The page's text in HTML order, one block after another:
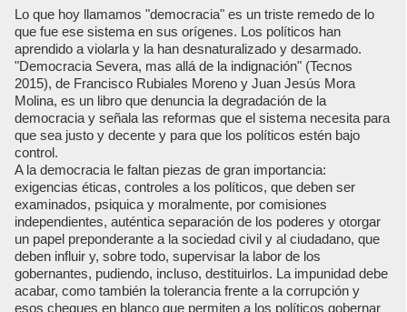
Lo que hoy llamamos "democracia" es un triste remedo de lo
que fue ese sistema en sus orígenes. Los políticos han
aprendido a violarla y la han desnaturalizado y desarmado.
"Democracia Severa, mas allá de la indignación" (Tecnos
2015), de Francisco Rubiales Moreno y Juan Jesús Mora
Molina, es un libro que denuncia la degradación de la
democracia y señala las reformas que el sistema necesita para
que sea justo y decente y para que los políticos estén bajo
control.
A la democracia le faltan piezas de gran importancia:
exigencias éticas, controles a los políticos, que deben ser
examinados, psiquica y moralmente, por comisiones
independientes, auténtica separación de los poderes y otorgar
un papel preponderante a la sociedad civil y al ciudadano, que
deben influir y, sobre todo, supervisar la labor de los
gobernantes, pudiendo, incluso, destituirlos. La impunidad debe
acabar, como también la tolerancia frente a la corrupción y
esos cheques en blanco que permiten a los políticos gobernar